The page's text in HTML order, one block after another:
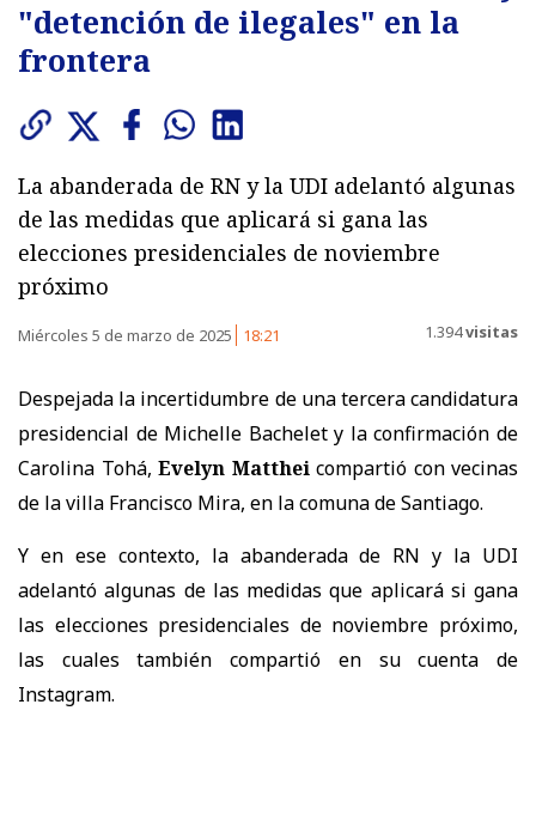
"detención de ilegales" en la
frontera
La abanderada de RN y la UDI adelantó algunas
de las medidas que aplicará si gana las
elecciones presidenciales de noviembre
próximo
Miércoles 5 de marzo de 2025 18:21 1.394visitas
Despejada la incertidumbre de una tercera candidatura
presidencial de Michelle Bachelet y la confirmación de
Carolina Tohá, Evelyn Mattheicompartió con vecinas
de la villa Francisco Mira, en la comuna de Santiago.
Y en ese contexto, la abanderada de RN y la UDI
adelantó algunas de las medidas que aplicará si gana
las elecciones presidenciales de noviembre próximo,
las cuales también compartió en su cuenta de
Instagram.